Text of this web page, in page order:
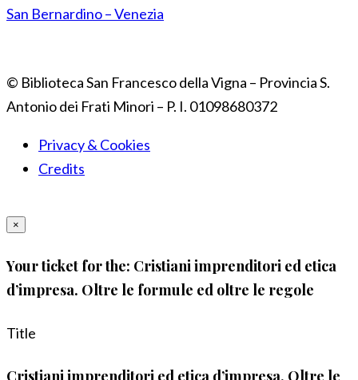
San Bernardino – Venezia
© Biblioteca San Francesco della Vigna – Provincia S.
Antonio dei Frati Minori – P. I. 01098680372
Privacy & Cookies
Credits
×
Your ticket for the: Cristiani imprenditori ed etica
d’impresa. Oltre le formule ed oltre le regole
Title
Cristiani imprenditori ed etica d’impresa. Oltre le